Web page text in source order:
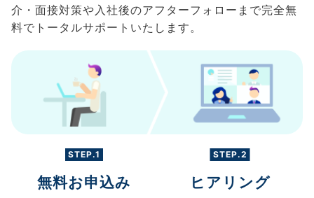
介・面接対策や入社後のアフターフォローまで完全無
料でトータルサポートいたします。
STEP.1
無料お申込み
STEP.2
ヒアリング